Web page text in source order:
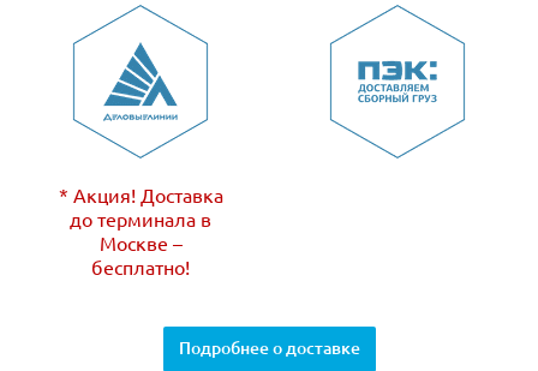
* Акция! Доставка
до терминала в
Москве –
бесплатно!
Подробнее о доставке